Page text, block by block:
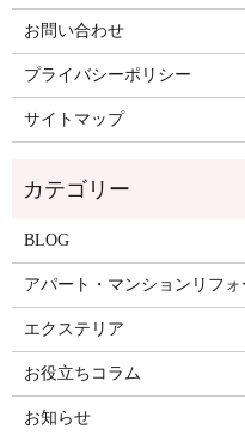
お問い合わせ
プライバシーポリシー
サイトマップ
BLOG
アパート・マンションリフ
エクステリア
お役立ちコラム
お知らせ